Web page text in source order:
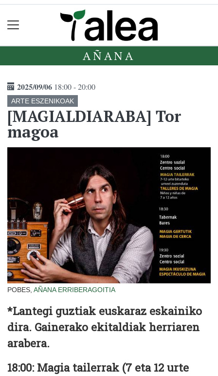
AÑANA
2025/09/06 18:00 - 20:00
ARTE ESZENIKOAK
[MAGIALDIARABA] Tor
magoa
POBES, AÑANA ERRIBERAGOITIA
*Lantegi guztiak euskaraz eskainiko
dira. Gainerako ekitaldiak herriaren
arabera.
18:00: Magia tailerrak (7 eta 12 urte